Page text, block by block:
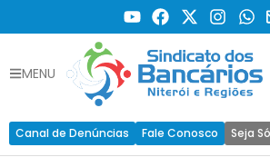
MENU
Canal de Denúncias Fale Conosco Seja